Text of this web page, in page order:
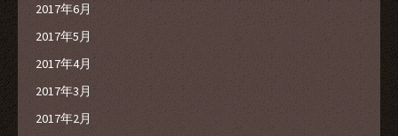
2017年6月
2017年5月
2017年4月
2017年3月
2017年2月